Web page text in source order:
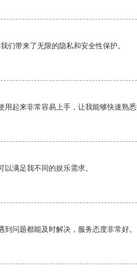
们带来了无限的隐私和安全性保护。
用起来非常容易上手，让我能够快速熟
满足我不同的娱乐需求。
问题都能及时解决，服务态度非常好。